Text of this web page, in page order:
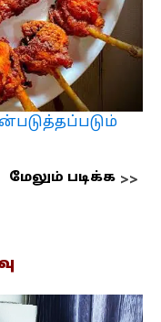
மேலும் படிக்க